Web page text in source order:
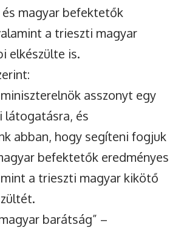
magyar befektetők
a trieszti magyar
elkészülte is.
asszonyt egy
látogatásra, és
abban, hogy segíteni fogjuk
befektetők eredményes
a trieszti magyar kikötő
barátság” –